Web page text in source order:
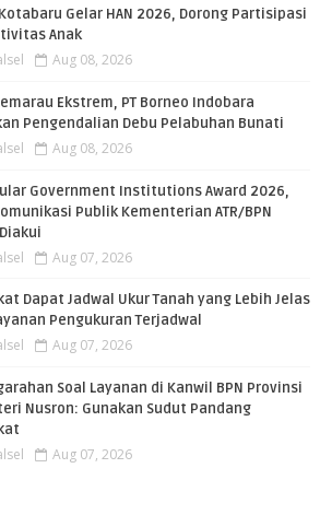
Gelar HAN 2026, Dorong Partisipasi
Anak
Aug 08, 2026
Ekstrem, PT Borneo Indobara
Pengendalian Debu Pelabuhan Bunati
Aug 08, 2026
Government Institutions Award 2026,
Publik Kementerian ATR/BPN
Aug 07, 2026
Dapat Jadwal Ukur Tanah yang Lebih Jelas
Pengukuran Terjadwal
Aug 07, 2026
Soal Layanan di Kanwil BPN Provinsi
Nusron: Gunakan Sudut Pandang
Aug 07, 2026